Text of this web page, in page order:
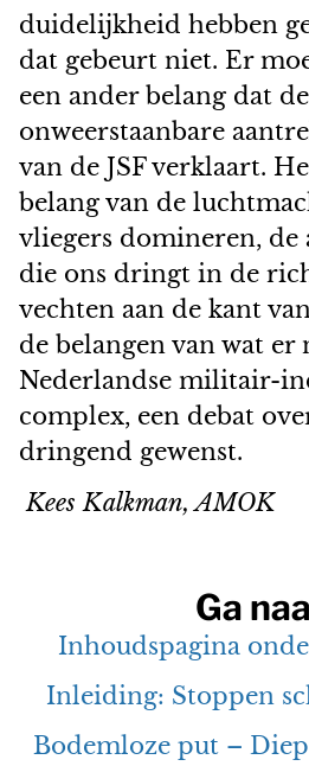
duidelijkheid hebben
dat gebeurt niet. Er
een ander belang dat de
onweerstaanbare
van de JSF verklaart.
belang van de
vliegers domineren, de
die ons dringt in de
vechten aan de kant
de belangen van wat er
Nederlandse militair-
complex, een debat
dringend gewenst.
Kees Kalkman, AMOK
Ga
Inhoudspagina
Inleiding: Stoppen
Bodemloze put –